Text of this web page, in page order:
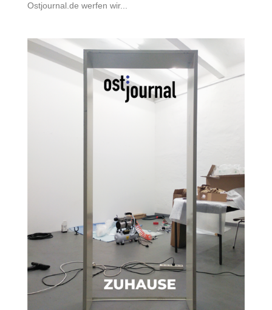
Ostjournal.de werfen wir...